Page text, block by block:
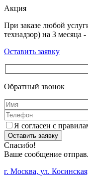
Акция
При заказе любой
технадзор) на 3 месяца
Оставить заявку
Обратный звонок
Я согласен с
Оставить заявку
Спасибо!
Ваше сообщение
г. Москва, ул.